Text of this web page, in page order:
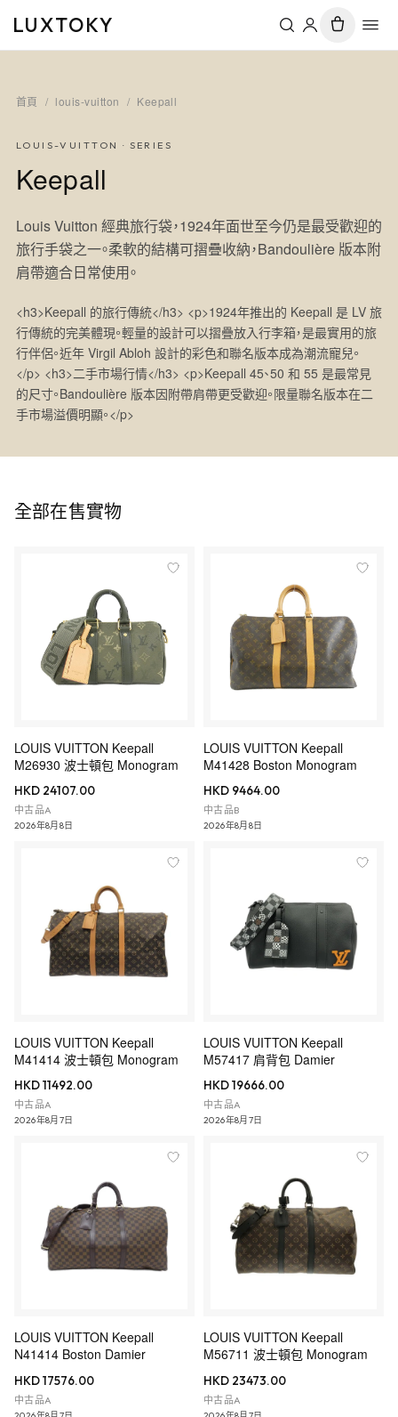
LUXTOKY
首頁 / louis-vuitton / Keepall
LOUIS-VUITTON · SERIES
Keepall
Louis Vuitton 經典旅行袋，1924年面世至今仍是最受歡迎的
旅行手袋之一。柔軟的結構可摺疊收納，Bandoulière 版本附
肩帶適合日常使用。
<h3>Keepall 的旅行傳統</h3> <p>1924年推出的 Keepall 是 LV 旅
行傳統的完美體現。輕量的設計可以摺疊放入行李箱，是最實用的旅
行伴侶。近年 Virgil Abloh 設計的彩色和聯名版本成為潮流寵兒。
</p> <h3>二手市場行情</h3> <p>Keepall 45、50 和 55 是最常見
的尺寸。Bandoulière 版本因附帶肩帶更受歡迎。限量聯名版本在二
手市場溢價明顯。</p>
全部在售實物
LOUIS VUITTON Keepall
M26930 波士頓包 Monogram
HKD 24107.00
中古品A
2026年8月8日
LOUIS VUITTON Keepall
M41428 Boston Monogram
HKD 9464.00
中古品B
2026年8月8日
LOUIS VUITTON Keepall
M41414 波士頓包 Monogram
HKD 11492.00
中古品A
2026年8月7日
LOUIS VUITTON Keepall
M57417 肩背包 Damier
HKD 19666.00
中古品A
2026年8月7日
LOUIS VUITTON Keepall
N41414 Boston Damier
HKD 17576.00
中古品A
LOUIS VUITTON Keepall
M56711 波士頓包 Monogram
HKD 23473.00
中古品A